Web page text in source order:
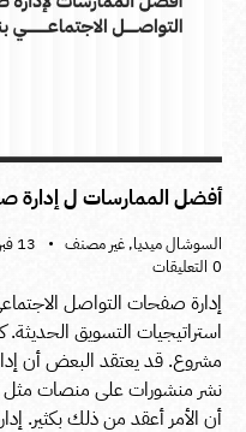
أفضل الممارسات ل إدارة
السوشال ميديا, غير مصنف 13 فبراير، 2025
0 التعليقات
إدارة صفحات التواصل
استراتيجيات التسويق الحديثة.
مشروع. قد يعتقد البعض أن
نشر منشورات على منصات مثل
أن الأمر أعقد من ذلك بكثير.